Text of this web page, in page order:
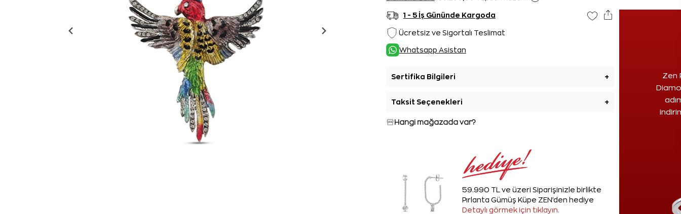
Zen
1 - 5 İş Gününde Kargoda
Ücretsiz ve Sigortalı Teslimat
Whatsapp Asistan
Sertifika Bilgileri +
Taksit Seçenekleri +
Hangi mağazada var?
59.990 TL ve üzeri Siparişinizle birlikte
Pırlanta Gümüş Küpe ZEN'den hediye
Detaylı görmek için tıklayın.